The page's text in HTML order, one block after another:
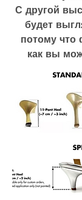
С другой
будет
потому что
как вы